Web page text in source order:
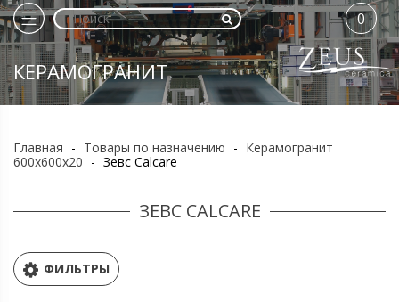
КЕРАМОГРАНИТ
0
Главная - Товары по назначению - Керамогранит
600х600х20 - Зевс Calcare
ЗЕВС CALCARE
ФИЛЬТРЫ